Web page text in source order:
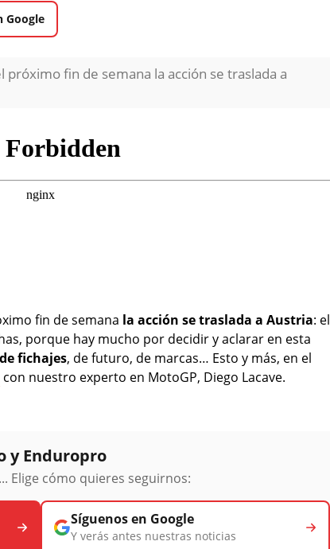
Google
fin de semana la acción se traslada a
fin de semana la acción se traslada a Austria: el
porque hay mucho por decidir y aclarar en esta
de fichajes, de futuro, de marcas… Esto y más, en el
con nuestro experto en MotoGP, Diego Lacave.
y Enduropro
Elige cómo quieres seguirnos:
Síguenos en Google
Y verás antes nuestras noticias